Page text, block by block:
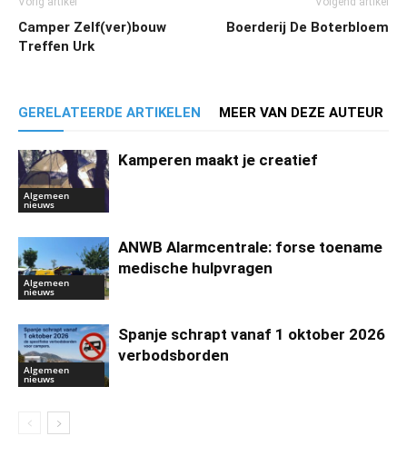
Camper Zelf(ver)bouw
Treffen Urk
Boerderij De Boterbloem
GERELATEERDE ARTIKELEN MEER VAN DEZE AUTEUR
Algemeen
nieuws
Kamperen maakt je creatief
Algemeen
nieuws
ANWB Alarmcentrale: forse toename
medische hulpvragen
Algemeen
nieuws
Spanje schrapt vanaf 1 oktober 2026
verbodsborden